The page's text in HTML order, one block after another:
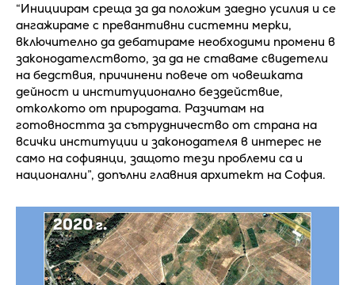
“Инициирам среща за да положим заедно усилия и се
ангажираме с превантивни системни мерки,
включително да дебатираме необходими промени в
законодателството, за да не ставаме свидетели
на бедствия, причинени повече от човешката
дейност и институционално бездействие,
отколкото от природата. Разчитам на
готовността за сътрудничество от страна на
всички институции и законодателя в интерес не
само на софиянци, защото тези проблеми са и
национални”, допълни главния архитект на София.